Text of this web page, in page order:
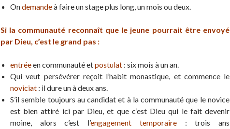
Ondemandeà faire un stage plus long, un mois ou deux.
Si la communauté reconnaît que le jeune pourrait être envoyé
par Dieu, c’est le grand pas :
entréeen communauté etpostulat : six mois à un an.
Qui veut persévérer reçoit l’habit monastique, et commence le
noviciat : il dure un à deux ans.
S’il semble toujours au candidat et à la communauté que le novice
est bien attiré ici par Dieu, et que c’est Dieu qui le fait devenir
moine, alors c’est l’engagement temporaire : trois ans